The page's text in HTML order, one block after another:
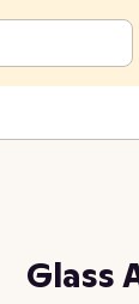
Glass